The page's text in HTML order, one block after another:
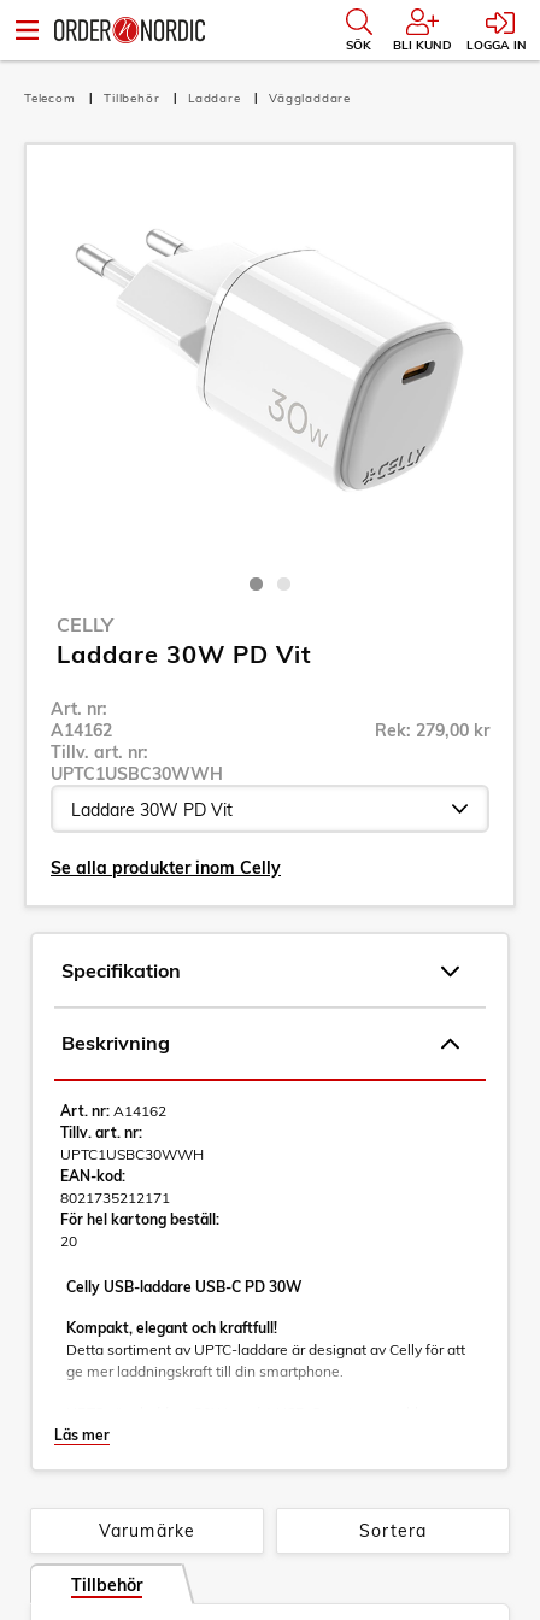
SÖK BLI KUND LOGGA IN
Telecom Tillbehör Laddare Väggladdare
CELLY
Laddare 30W PD Vit
Art. nr:
A14162
Tillv. art. nr:
UPTC1USBC30WWH
Rek: 279,00 kr
Se alla produkter inom Celly
Specifikation
Beskrivning
Art. nr: A14162
Tillv. art. nr:
UPTC1USBC30WWH
EAN-kod:
8021735212171
För hel kartong beställ:
20
Celly USB-laddare USB-C PD 30W
Kompakt, elegant och kraftfull!
Detta sortiment av UPTC-laddare är designat av Celly för att
ge mer laddningskraft till din smartphone.
laddning med effektiviteten hos GaN-teknik.
Den är utformad för dem som behöver ström när de är på
daglig användning.
GaN-teknik
GaN står för galliumnitrid, en halvledare som kan leverera
Läs mer
Sortera
Varumärke
Tillbehör